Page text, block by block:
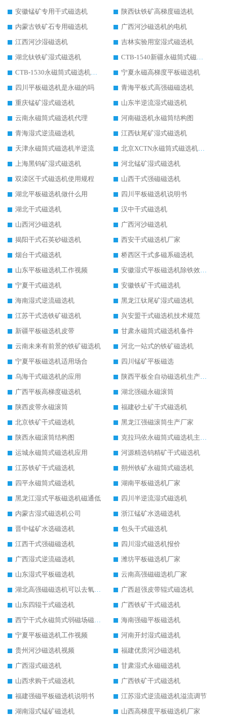
安徽锰矿专用干式磁选机
陕西钛铁矿高梯度磁选机
内蒙古铁矿石专用磁选机
广西河沙磁选机的电机
江西河沙湿磁选机
吉林实验用室湿式磁选机
湖北钛铁矿湿式磁选机
CTB-1540新疆永磁筒式磁选机
CTB-1530永磁筒式磁选机代理商
宁夏永磁高梯度平板磁选机
四川平板磁选机是永磁的吗
青海平板式高强磁磁选机
重庆锰矿湿式磁选机
山东半逆流湿式磁选机
云南永磁筒式磁选机代理
河南磁选机永磁筒结构图
青海湿式逆流磁选机
江西钛尾矿湿式磁选机
天津永磁筒式磁选机半逆流
北京XCTN永磁筒式磁选机磁块位置
上海黑钨矿湿式磁选机
河北锰矿湿式磁选机
双滦区干式磁选机使用规程
山西干式强磁磁选机
湖北平板磁选机做什么用
四川平板磁选机说明书
湖北干式磁选机
汉中干式磁选机
山西河沙磁选机
广西河沙磁选机
揭阳干式石英砂磁选机
西安干式磁选机厂家
烟台干式磁选机
桥西区干式多磁系磁选机
山东平板磁选机工作视频
安徽湿式平板磁选机除铁效果怎么样
宁夏干式磁选机
安徽铁矿干式磁选机
海南湿式逆流磁选机
黑龙江钛尾矿湿式磁选机
江苏干式选铁矿磁选机
兴安盟干式磁选机技术规范
新疆平板磁选机皮带
甘肃永磁筒式磁选机备件
云南未来有前景的铁矿磁选机
河北一站式的铁矿磁选机
宁夏平板磁选机适用场合
四川锰矿平板磁选
乌海干式磁选机的应用
陕西平板全自动磁选机生产厂家
广西平板高梯度磁选机
湖北强磁永磁滚筒
陕西皮带永磁滚筒
福建砂土矿干式磁选机
北京铁矿干式磁选机
黑龙江强磁滚筒生产厂家
陕西永磁滚筒结构图
克拉玛依永磁筒式磁选机主要技术参数
运城永磁筒式磁选机应用
河源精选钨精矿干式磁选机
江苏铁矿干式磁选机
朔州铁矿永磁筒式磁选机
四平永磁筒式磁选机
湖南平板磁选机厂家
黑龙江湿式平板磁选机磁通低
四川半逆流湿式磁选机
内蒙古湿式磁选机公司
浙江锰矿水选磁选机
晋中锰矿水选磁选机
包头干式磁选机
江西干式强磁磁选机
四川湿式磁选机报价
广西湿式逆流磁选机
潍坊平板磁选机厂家
山东湿式平板磁选机
云南高强磁磁选机厂家
湖北高强磁磁选机可以去氧化铝
广西超强皮带辊式磁选机
山东四辊干式磁选机
广西铁矿干式磁选机
西宁干式永磁筒式弱磁场磁选机结构图
海南强磁平板磁选机
宁夏平板磁选机工作视频
河南开封湿式磁选机
贵州河沙磁选机视频
福建优质河沙磁选机
广西湿式磁选机
甘肃湿式永磁磁选机
山西求购干式磁选机
广西铁矿干式磁选机
福建强磁平板磁选机说明书
江苏湿式逆流磁选机溢流调节
湖南湿式锰矿磁选机
山西高梯度平板磁选机厂家